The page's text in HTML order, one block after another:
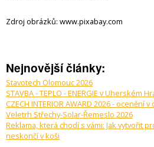
Zdroj obrázků: www.pixabay.com
Nejnovější články:
Stavotech Olomouc 2026
STAVBA - TEPLO - ENERGIE v Uherském
CZECH INTERIOR AWARD 2026 -
Veletrh Střechy-Solar-Řemeslo 2026
Reklama, která chodí s vámi: Jak vytvořit
neskončí v koši